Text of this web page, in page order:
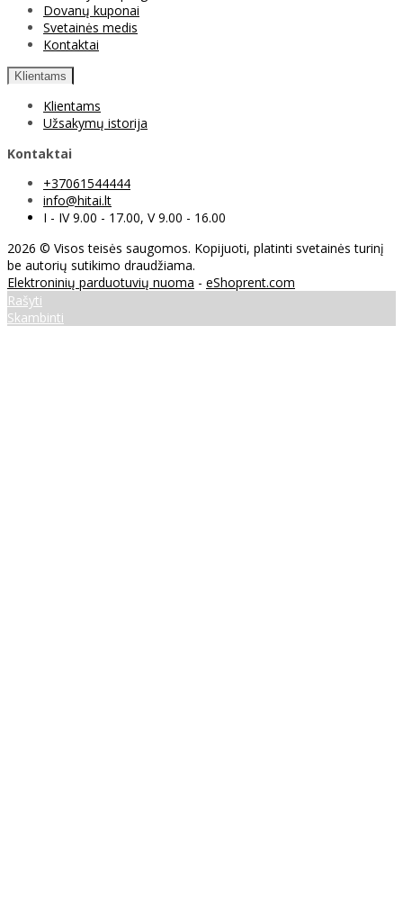
Dovanų kuponai
Svetainės medis
Kontaktai
Klientams
Klientams
Užsakymų istorija
Kontaktai
+37061544444
info@hitai.lt
I - IV 9.00 - 17.00, V 9.00 - 16.00
2026 © Visos teisės saugomos. Kopijuoti, platinti svetainės turinį
be autorių sutikimo draudžiama.
Elektroninių parduotuvių nuoma - eShoprent.com
Rašyti
Skambinti